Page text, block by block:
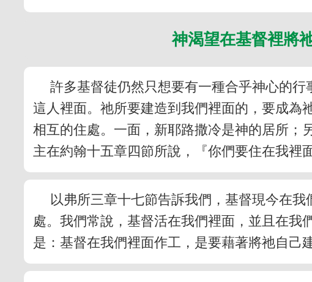
神渴望在基督裡將
許多基督徒仍然只想要有一種合乎神心的
這人裡面。祂所要建造到我們裡面的，要成為
相互的住處。一面，新耶路撒冷是神的居所；
主在約翰十五章四節所說，『你們要住在我裡
以弗所三章十七節告訴我們，基督現今在
處。我們常說，基督活在我們裡面，並且在我
是：基督在我們裡面作工，是要藉著將祂自己